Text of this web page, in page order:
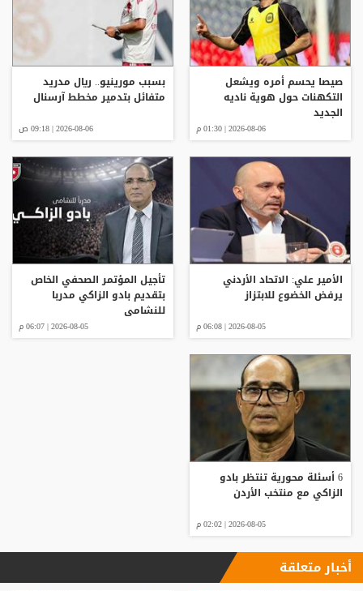
صيصا يحسم أمره ويشعل
التكهنات حول هوية ناديه
الجديد
2026-08-06 | 01:30 م
بسبب مورينيو.. ريال مدريد
متفائل بتدمير مخطط آرسنال
2026-08-06 | 09:18 ص
الأمير علي: الاتحاد الأردني
يرفض الخضوع للابتزاز
2026-08-05 | 06:08 م
تأجيل المؤتمر الصحفي الخاص
بتقديم بادو الزاكي مدربا
للنشامى
2026-08-05 | 06:07 م
6 أسئلة محورية تنتظر بادو
الزاكي مع منتخب الأردن
2026-08-05 | 02:02 م
أخبار متعلقة